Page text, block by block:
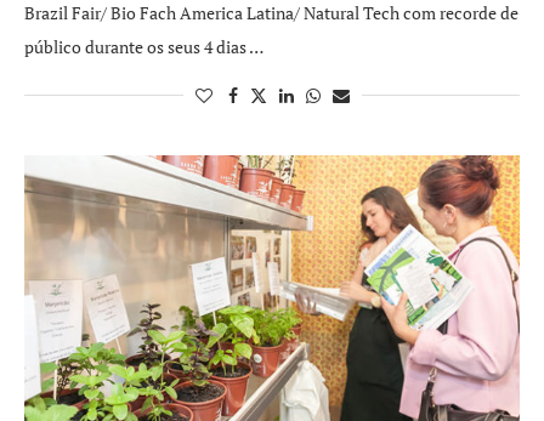
Brazil Fair/ Bio Fach America Latina/ Natural Tech com recorde de
público durante os seus 4 dias …